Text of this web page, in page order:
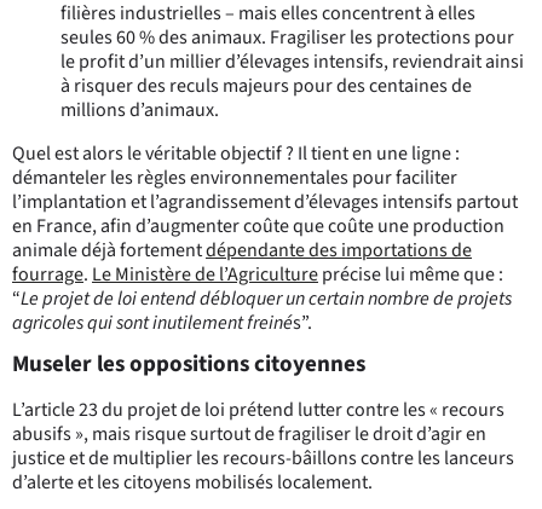
filières industrielles – mais elles concentrent à elles
seules 60 % des animaux. Fragiliser les protections pour
le profit d’un millier d’élevages intensifs, reviendrait ainsi
à risquer des reculs majeurs pour des centaines de
millions d’animaux.
Quel est alors le véritable objectif ? Il tient en une ligne :
démanteler les règles environnementales pour faciliter
l’implantation et l’agrandissement d’élevages intensifs partout
en France, afin d’augmenter coûte que coûte une production
animale déjà fortementdépendante des importations de
fourrage. Le Ministère de l’Agricultureprécise lui même que :
“Le projet de loi entend débloquer un certain nombre de projets
agricoles qui sont inutilement freinés”.
Museler les oppositions citoyennes
L’article 23 du projet de loi prétend lutter contre les « recours
abusifs », mais risque surtout de fragiliser le droit d’agir en
justice et de multiplier les recours-bâillons contre les lanceurs
d’alerte et les citoyens mobilisés localement.